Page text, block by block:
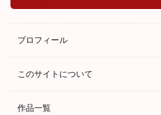
プロフィール
このサイトについて
作品一覧